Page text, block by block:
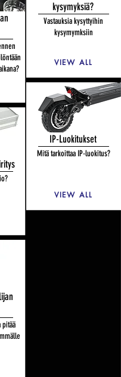
pitää
kysymyksiä?
Vastauksia kysyttyihin
kysymymksiin
VIEW ALL
IP-Luokitukset
Mitä tarkoittaa IP-luokitus?
VIEW ALL